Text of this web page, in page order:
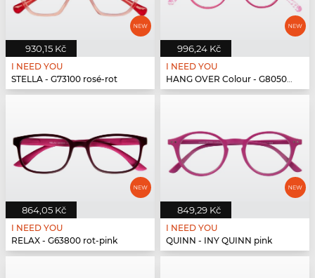
930,15 Kč
I NEED YOU
STELLA - G73100 rosé-rot
996,24 Kč
I NEED YOU
HANG OVER Colour - G80500 pink
864,05 Kč
I NEED YOU
RELAX - G63800 rot-pink
849,29 Kč
I NEED YOU
QUINN - INY QUINN pink